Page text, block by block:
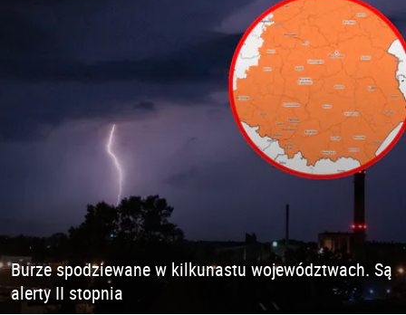
Burze spodziewane w kilkunastu województwach. Są
alerty II stopnia